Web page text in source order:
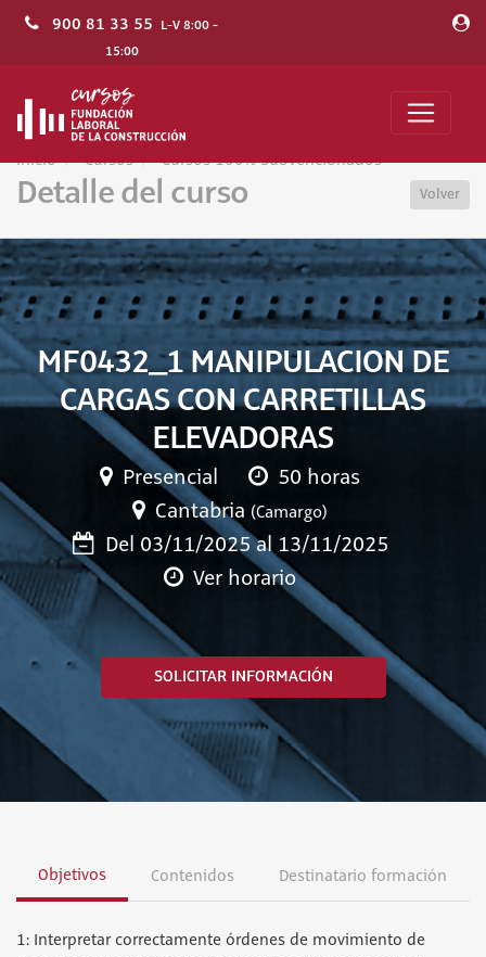
900 81 33 55 L-V 8:00 -
15:00
Inicio Cursos Cursos 100% Subvencionados
Detalle del curso Volver
MF0432_1 MANIPULACION DE
CARGAS CON CARRETILLAS
ELEVADORAS
Presencial
50 horas
Cantabria (Camargo)
Del 03/11/2025 al 13/11/2025
Ver horario
SOLICITAR INFORMACIÓN
Objetivos Contenidos Destinatario formación
1: Interpretar correctamente órdenes de movimiento de